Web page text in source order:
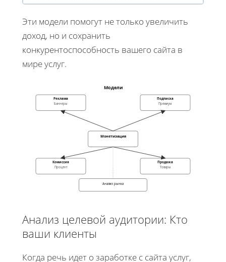
Эти модели помогут не только увеличить
доход, но и сохранить
конкурентоспособность вашего сайта в
мире услуг.
Модели
Реклама
Баннеры
Подписка
Премиум
Монетизация
Комиссия
Процент
Продажа
Товары
Анализ рынка
Анализ целевой аудитории: Кто
ваши клиенты
Когда речь идет о заработке с сайта услуг,